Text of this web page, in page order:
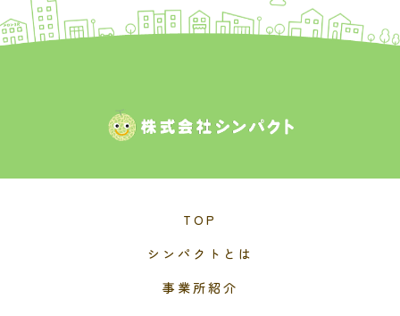
TOP
シンパクトとは
事業所紹介